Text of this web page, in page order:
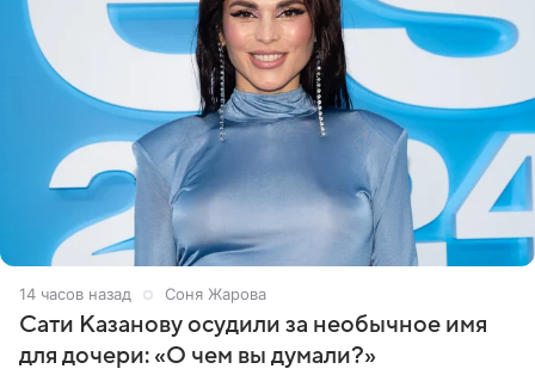
14 часов назад Соня Жарова
Сати Казанову осудили за необычное имя
для дочери: «О чем вы думали?»